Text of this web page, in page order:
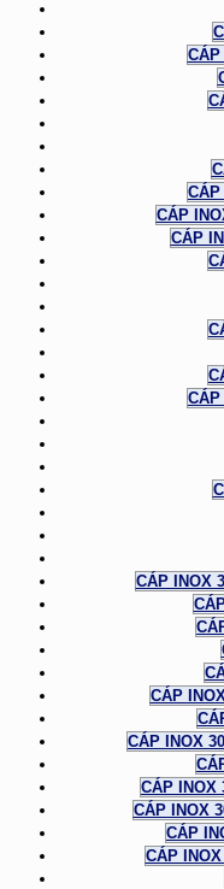
CÁP
CÁP
CÁP
CÁP
CÁP
CÁP INOX
CÁP
CÁP INOX
CÁP INOX
CÁP INOX
CÁP
CÁP